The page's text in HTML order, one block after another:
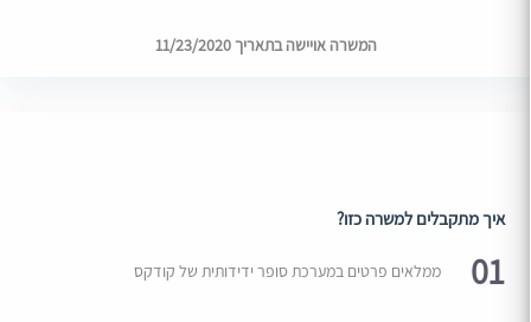
המשרה אויישה בתאריך 11/23/2020
איך מתקבלים למשרה כזו?
01 ממלאים פרטים במערכת סופר ידידותית של קודקס